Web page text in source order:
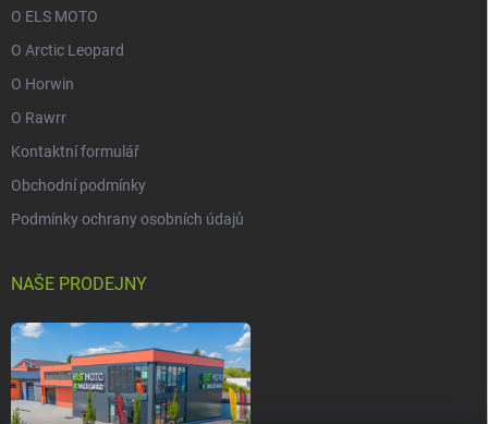
O ELS MOTO
O Arctic Leopard
O Horwin
O Rawrr
Kontaktní formulář
Obchodní podmínky
Podmínky ochrany osobních údajů
NAŠE PRODEJNY